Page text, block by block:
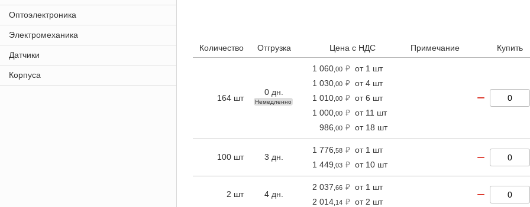
Оптоэлектроника
Электромеханика
Датчики
Корпуса
Количество Отгрузка Цена с НДС Примечание Купить
164 шт
0 дн.
Немедленно
1 060 ,00
от 1 шт
1 030 ,00
от 4 шт
1 010 ,00
от 6 шт
1 000 ,00
от 11 шт
986 ,00 от 18 шт
−
100 шт 3 дн.
1 776 ,58
от 1 шт
1 449 ,03 от 10 шт −
2 шт 4 дн.
2 037 ,66
от 1 шт
2 014 ,14 от 2 шт −